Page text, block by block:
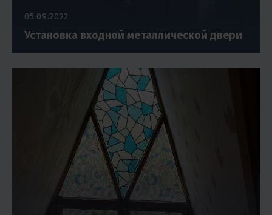
05.09.2022
Установка входной металлической двери